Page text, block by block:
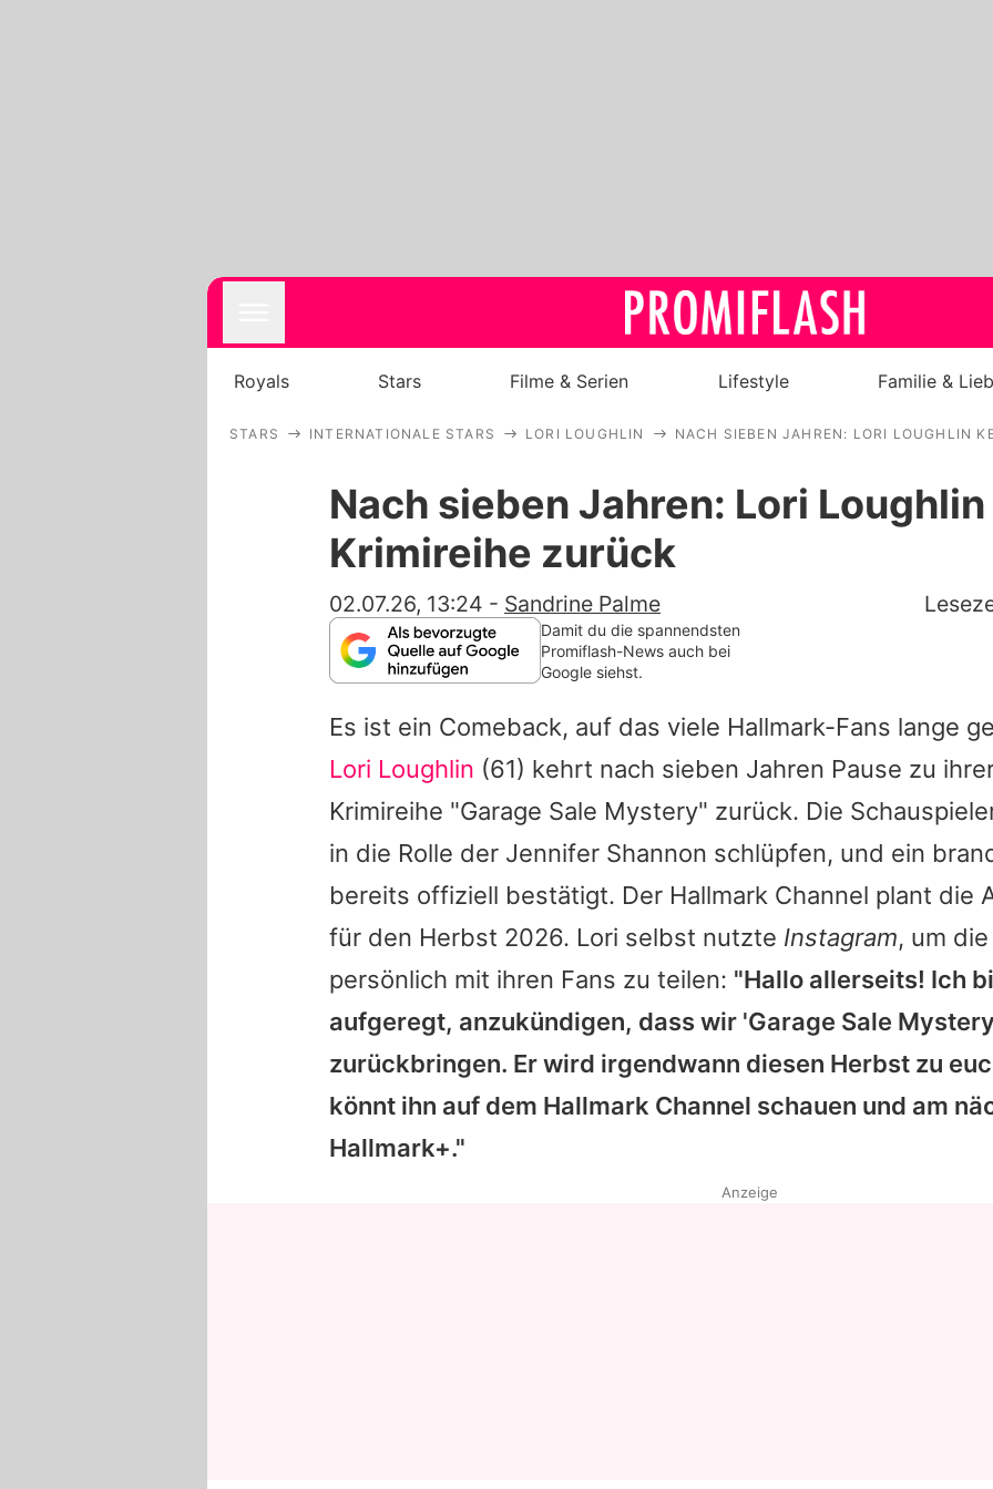
Royals
Stars
Familie & Liebe
App runterladen
Team
Redaktionelle Richtlinien
Impressum
Datenschutzerklärung
Nutzungsbedingungen
Royals Stars Filme & Serien Lifestyle Familie &
STARS INTERNATIONALE STARS LORI LOUGHLIN NACH SIEBEN JAHREN: LORI LOUGHLIN
Nach sieben Jahren: Lori
Krimireihe zurück
02.07.26, 13:24 - Sandrine Palme
Damit du die spannendsten
Promiflash-News auch bei
Google siehst.
Es ist ein Comeback, auf das viele Hallmark-Fans lange
Lori Loughlin (61) kehrt nach sieben Jahren Pause zu
Krimireihe "Garage Sale Mystery" zurück. Die
in die Rolle der Jennifer Shannon schlüpfen, und ein
bereits offiziell bestätigt. Der Hallmark Channel plant die
für den Herbst 2026. Lori selbst nutzte Instagram, um
persönlich mit ihren Fans zu teilen: "Hallo allerseits! Ich
aufgeregt, anzukündigen, dass wir 'Garage Sale
zurückbringen. Er wird irgendwann diesen Herbst zu
könnt ihn auf dem Hallmark Channel schauen und am
Hallmark+."
Anzeige